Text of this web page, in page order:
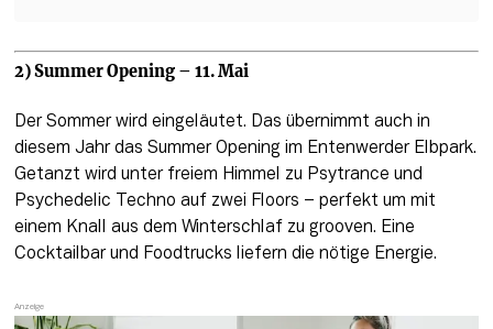
2) Summer Opening – 11. Mai
Der Sommer wird eingeläutet. Das übernimmt auch in
diesem Jahr das Summer Opening im Entenwerder Elbpark.
Getanzt wird unter freiem Himmel zu Psytrance und
Psychedelic Techno auf zwei Floors – perfekt um mit
einem Knall aus dem Winterschlaf zu grooven. Eine
Cocktailbar und Foodtrucks liefern die nötige Energie.